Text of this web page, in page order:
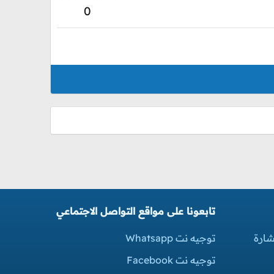
0
تابعونا على مواقع التواصل الاجتماعي
توجيه نت Whatsapp
توجيه نت Facebook